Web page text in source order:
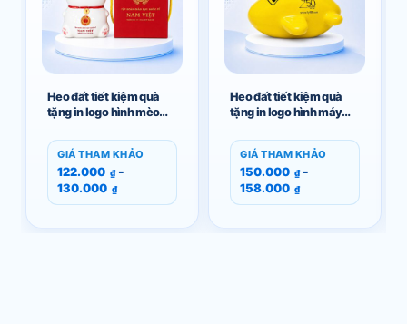
Heo đất tiết kiệm quà
tặng in logo hình mèo
chuông cổ đỏ GM-HĐ03
GIÁ THAM KHẢO
122.000 ₫-
130.000 ₫
Heo đất tiết kiệm quà
tặng in logo hình máy
HĐ06
GIÁ THAM KHẢO
150.000 ₫-
158.000 ₫